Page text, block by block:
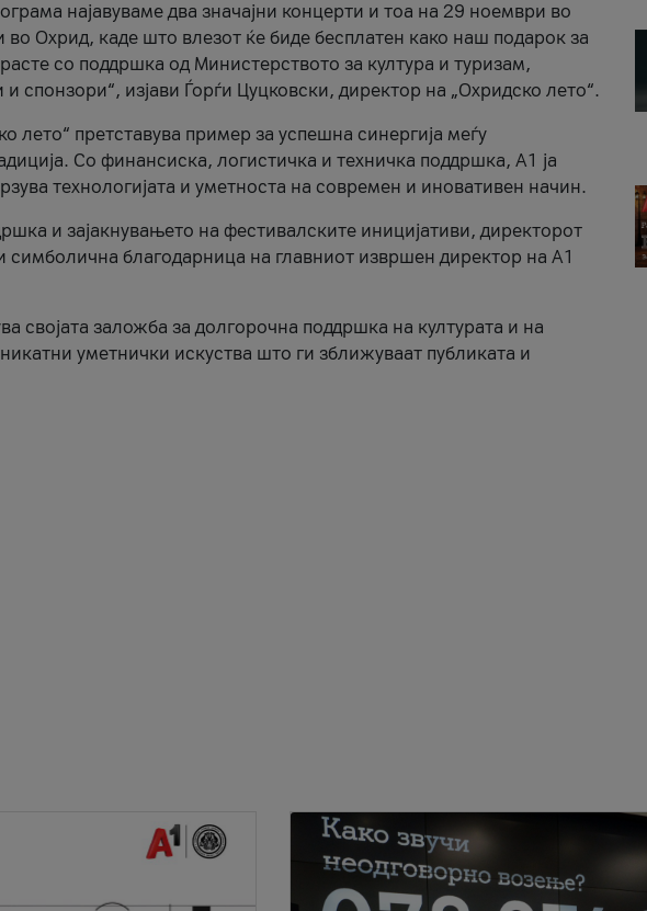
најавуваме два значајни концерти и тоа на 29 ноември во
Охрид, каде што влезот ќе биде бесплатен како наш подарок за
со поддршка од Министерството за култура и туризам,
спонзори“, изјави Ѓорѓи Цуцковски, директор на „Охридско лето“.
лето“ претставува пример за успешна синергија меѓу
Со финансиска, логистичка и техничка поддршка, A1 ја
технологијата и уметноста на современ и иновативен начин.
и зајакнувањето на фестивалските иницијативи, директорот
симболична благодарница на главниот извршен директор на A1
својата заложба за долгорочна поддршка на културата и на
уметнички искуства што ги зближуваат публиката и